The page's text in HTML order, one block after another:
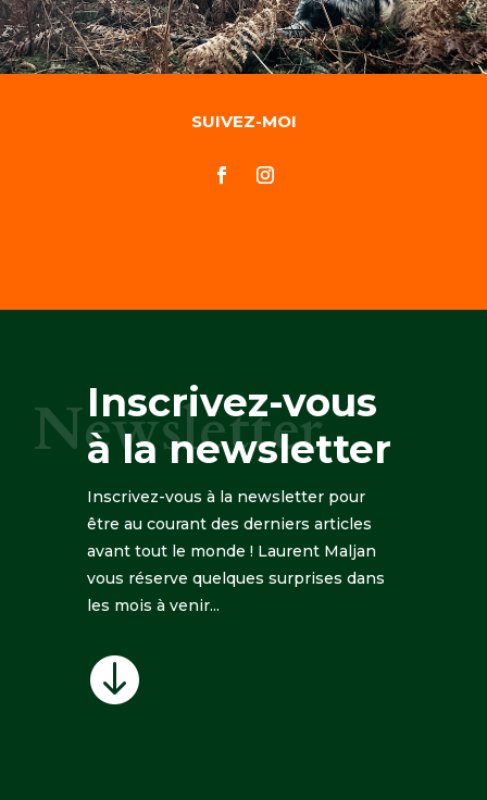
SUIVEZ-MOI
Newsletter
Inscrivez-vous
à la newsletter
Inscrivez-vous à la newsletter pour
être au courant des derniers articles
avant tout le monde ! Laurent Maljan
vous réserve quelques surprises dans
les mois à venir...
